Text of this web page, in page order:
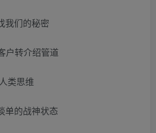
我们的秘密
户转介绍管道
类思维
单的战神状态